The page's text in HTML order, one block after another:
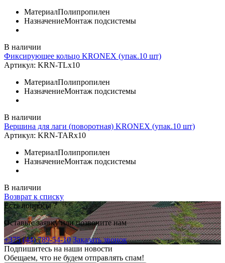
МатериалПолипропилен
НазначениеМонтаж подсистемы
В наличии
Фиксирующее кольцо KRONEX (упак.10 шт)
Артикул: KRN-TLx10
МатериалПолипропилен
НазначениеМонтаж подсистемы
В наличии
Вершина для лаги (поворотная) KRONEX (упак.10 шт)
Артикул: KRN-TARx10
МатериалПолипропилен
НазначениеМонтаж подсистемы
В наличии
Возврат к списку
Есть вопросы ?
Оставьте заявку или позвоните нам
+375 (44) 789-54-10 Заказать звонок
Подпишитесь на наши новости
Обещаем, что не будем отправлять спам!